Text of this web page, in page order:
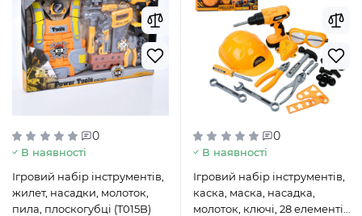
0
В наявності
Ігровий набір інструментів,
жилет, насадки, молоток,
пила, плоскогубці (T015B)
0
В наявності
Ігровий набір інструментів,
каска, маска, насадка,
молоток, ключі, 28 елементів